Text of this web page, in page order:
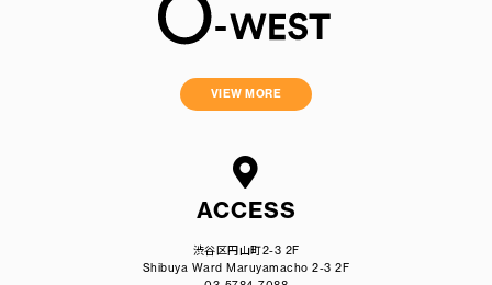
VIEW MORE
ACCESS
渋谷区円山町2-3 2F
Shibuya Ward Maruyamacho 2-3 2F